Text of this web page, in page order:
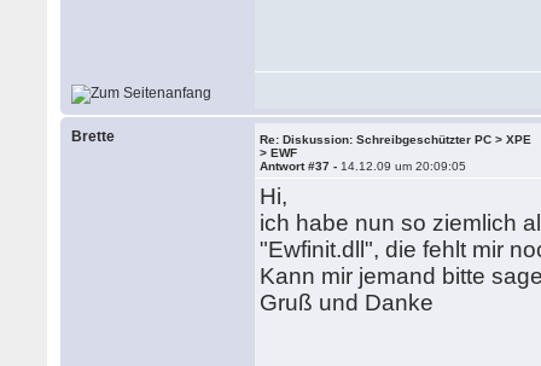
Brette
Re: Diskussion: Schreibgeschützter PC > XPE
> EWF
Antwort #37 - 14.12.09 um 20:09:05
Hi,
ich habe nun so ziemlich
"Ewfinit.dll", die fehlt mir
Kann mir jemand bitte
Gruß und Danke